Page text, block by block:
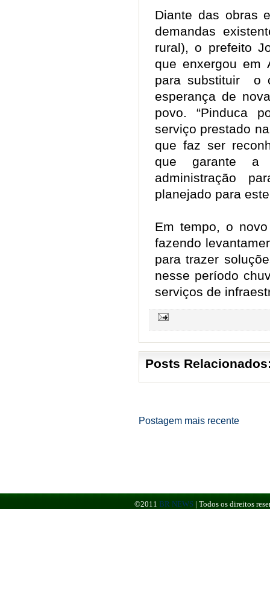
Diante das obras
demandas
rural), o prefeito
que enxergou em
para substituir o
esperança de
povo. “Pinduca
serviço prestado
que faz ser
que garante a
administração
planejado para
Em tempo, o
fazendo
para trazer
nesse período
serviços de
Posts
Postagem mais recente
©2011 BR NEWS | Todos os direitos